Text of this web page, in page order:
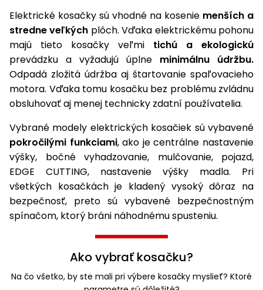
Elektrické kosačky sú vhodné na kosenie menších a
stredne veľkých plôch. Vďaka elektrickému pohonu
majú tieto kosačky veľmi tichú a ekologickú
prevádzku a vyžadujú úplne minimálnu údržbu.
Odpadá zložitá údržba aj štartovanie spaľovacieho
motora. Vďaka tomu kosačku bez problému zvládnu
obsluhovať aj menej technicky zdatní používatelia.
Vybrané modely elektrických kosačiek sú vybavené
pokročilými funkciami, ako je centrálne nastavenie
výšky, bočné vyhadzovanie, mulčovanie, pojazd,
EDGE CUTTING, nastavenie výšky madla. Pri
všetkých kosačkách je kladený vysoký dôraz na
bezpečnosť, preto sú vybavené bezpečnostným
spínačom, ktorý bráni náhodnému spusteniu.
Ako vybrať kosačku?
Na čo všetko, by ste mali pri výbere kosačky myslieť? Ktoré